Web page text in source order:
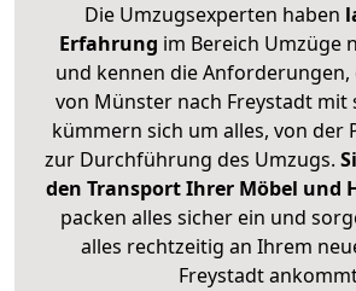
Die Umzugsexperten haben
Erfahrung im Bereich Umzüge
und kennen die Anforderungen,
von Münster nach Freystadt mit
kümmern sich um alles, von der
zur Durchführung des Umzugs.
den Transport Ihrer Möbel und
packen alles sicher ein und
alles rechtzeitig an Ihrem
Freystadt